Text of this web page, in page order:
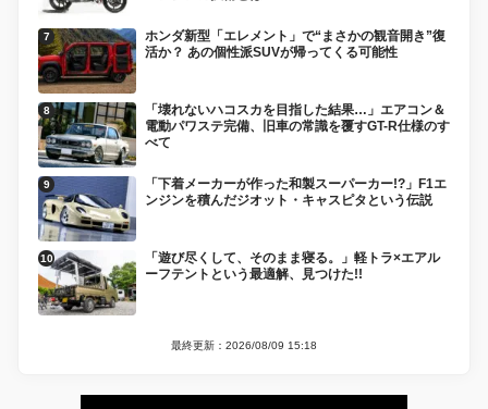
ホンダ新型「エレメント」で“まさかの観音開き”復
活か？ あの個性派SUVが帰ってくる可能性
「壊れないハコスカを目指した結果…」エアコン＆
電動パワステ完備、旧車の常識を覆すGT-R仕様のす
べて
「下着メーカーが作った和製スーパーカー!?」F1エ
ンジンを積んだジオット・キャスピタという伝説
「遊び尽くして、そのまま寝る。」軽トラ×エアル
ーフテントという最適解、見つけた!!
最終更新：2026/08/09 15:18